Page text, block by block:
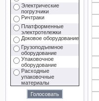
Электрические
погрузчики
Ричтраки
Платформенные
электротележки
Доковое оборудование
Грузоподъемное
оборудование
Упаковочное
оборудование
Расходные
упаковочные
материалы